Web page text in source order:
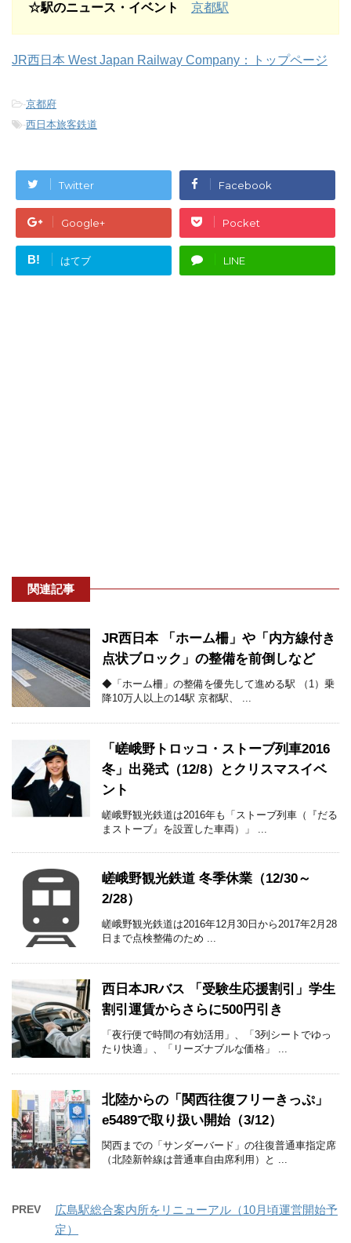
☆駅のニュース・イベント 京都駅
JR西日本 West Japan Railway Company：トップページ
-京都府
-西日本旅客鉄道
Twitter Facebook
Google+ Pocket
B! はてブ LINE
関連記事
JR西日本 「ホーム柵」や「内方線付き
点状ブロック」の整備を前倒しなど
◆「ホーム柵」の整備を優先して進める駅 （1）乗
降10万人以上の14駅 京都駅、 ...
「嵯峨野トロッコ・ストーブ列車2016
冬」出発式（12/8）とクリスマスイベ
ント
嵯峨野観光鉄道は2016年も「ストーブ列車（『だる
まストーブ』を設置した車両）」 ...
嵯峨野観光鉄道 冬季休業（12/30～
2/28）
嵯峨野観光鉄道は2016年12月30日から2017年2月28
日まで点検整備のため ...
西日本JRバス 「受験生応援割引」学生
割引運賃からさらに500円引き
「夜行便で時間の有効活用」、「3列シートでゆっ
たり快適」、「リーズナブルな価格」 ...
北陸からの「関西往復フリーきっぷ」
e5489で取り扱い開始（3/12）
関西までの「サンダーバード」の往復普通車指定席
（北陸新幹線は普通車自由席利用）と ...
PREV
広島駅総合案内所をリニューアル（10月頃運営開始予
定）